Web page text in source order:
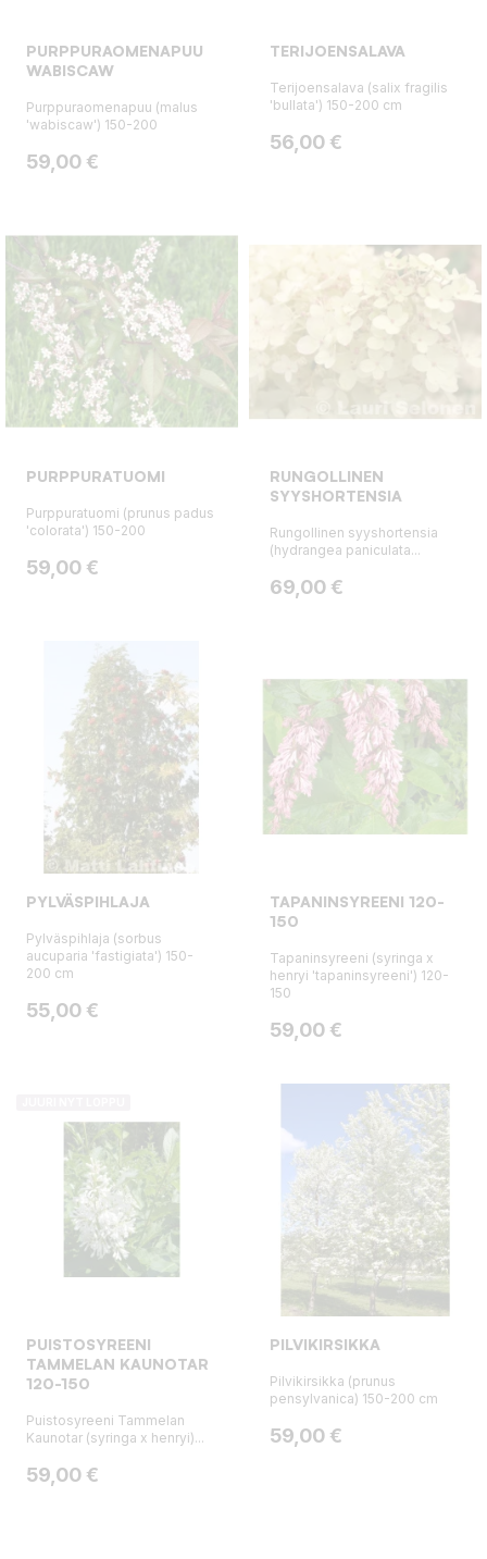
PURPPURAOMENAPUU
WABISCAW
Purppuraomenapuu (malus
'wabiscaw') 150-200
Hinta
59,00 €
TERIJOENSALAVA
Terijoensalava (salix fragilis
'bullata') 150-200 cm
Hinta
56,00 €
PURPPURATUOMI
Purppuratuomi (prunus padus
'colorata') 150-200
Hinta
59,00 €
RUNGOLLINEN
SYYSHORTENSIA
Rungollinen syyshortensia
(hydrangea paniculata...
Hinta
69,00 €
PYLVÄSPIHLAJA
Pylväspihlaja (sorbus
aucuparia 'fastigiata') 150-
200 cm
Hinta
55,00 €
TAPANINSYREENI 120-
150
Tapaninsyreeni (syringa x
henryi 'tapaninsyreeni') 120-
150
Hinta
59,00 €
PUISTOSYREENI
TAMMELAN KAUNOTAR
120-150
Puistosyreeni Tammelan
Kaunotar (syringa x henryi)...
Hinta
59,00 €
PILVIKIRSIKKA
Pilvikirsikka (prunus
pensylvanica) 150-200 cm
Hinta
59,00 €